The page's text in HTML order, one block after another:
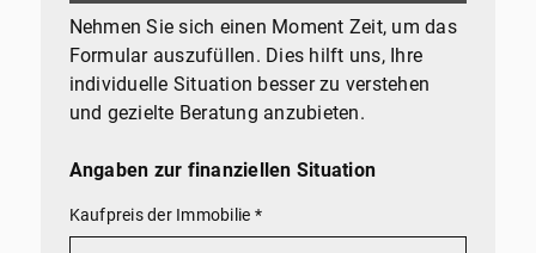
Nehmen Sie sich einen Moment Zeit, um das
Formular auszufüllen. Dies hilft uns, Ihre
individuelle Situation besser zu verstehen
und gezielte Beratung anzubieten.
Angaben zur finanziellen Situation
Kaufpreis der Immobilie *